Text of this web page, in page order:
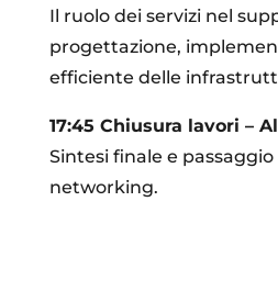
Il ruolo dei servizi nel
progettazione,
efficiente delle
17:45 Chiusura lavori –
Sintesi finale e passaggio
networking.